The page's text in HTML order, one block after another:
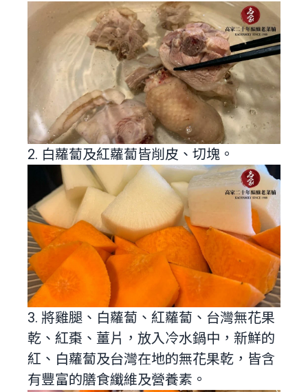
2. 白蘿蔔及紅蘿蔔皆削皮、切塊。
3. 將雞腿、白蘿蔔、紅蘿蔔、台灣無花果
乾、紅棗、薑片，放入冷水鍋中，新鮮的
紅、白蘿蔔及台灣在地的無花果乾，皆含
有豐富的膳食纖維及營養素。